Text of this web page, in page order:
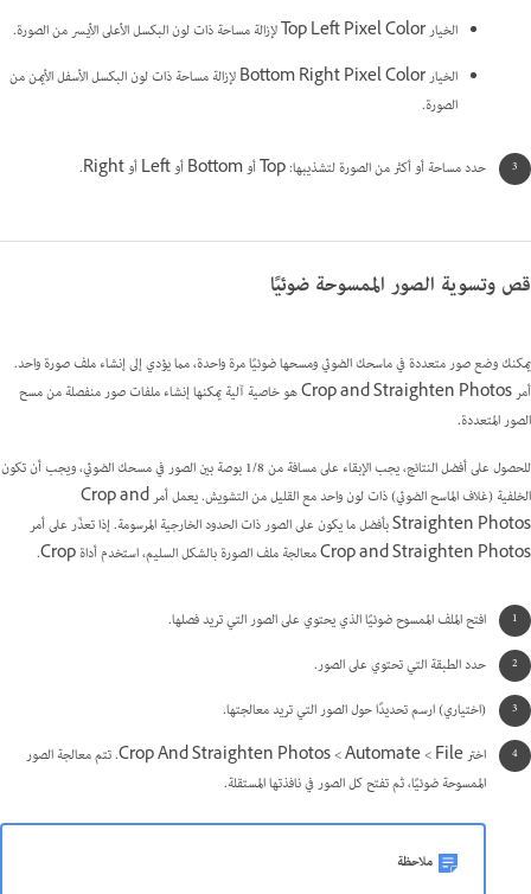
الخيار Top Left Pixel Color لإزالة مساحة ذات لون البكسل الأعلى الأيسر من الصورة.
الخيار Bottom Right Pixel Color لإزالة مساحة ذات لون البكسل الأسفل الأيمن من
الصورة.
حدد مساحة أو أكثر من الصورة لتشذيبها: Top أو Bottom أو Left أو Right.
قص وتسوية الصور الممسوحة ضوئيًا
يمكنك وضع صور متعددة في ماسحك الضوئي ومسحها ضوئيًا مرة واحدة، مما يؤدي إلى إنشاء ملف صورة واحد.
أمر Crop and Straighten Photos هو خاصية آلية يمكنها إنشاء ملفات صور منفصلة من مسح
الصور المتعددة.
للحصول على أفضل النتائج، يجب الإبقاء على مسافة من 1/8 بوصة بين الصور في مسحك الضوئي، ويجب أن تكون
الخلفية (غلاف الماسح الضوئي) ذات لون واحد مع القليل من التشويش. يعمل أمر Crop and
Straighten Photos بأفضل ما يكون على الصور ذات الحدود الخارجية المرسومة. إذا تعذّر على أمر
Crop and Straighten Photos معالجة ملف الصورة بالشكل السليم، استخدم أداة Crop.
افتح الملف الممسوح ضوئيًا الذي يحتوي على الصور التي تريد فصلها.
حدد الطبقة التي تحتوي على الصور.
(اختياري) ارسم تحديدًا حول الصور التي تريد معالجتها.
اختر File >‏ Automate >‏ Crop And Straighten Photos. تتم معالجة الصور
الممسوحة ضوئيًا، ثم تفتح كل الصور في نافذتها المستقلة.
ملاحظة